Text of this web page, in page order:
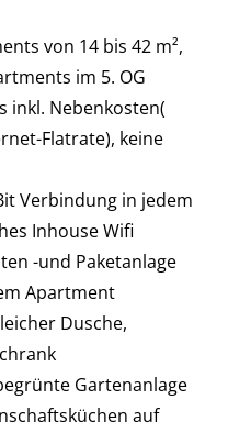
von 14 bis 42 m²,
im 5. OG
inkl. Nebenkosten(
Flatrate), keine
Verbindung in jedem
Inhouse Wifi
-und Paketanlage
Apartment
Dusche,
Gartenanlage
auf